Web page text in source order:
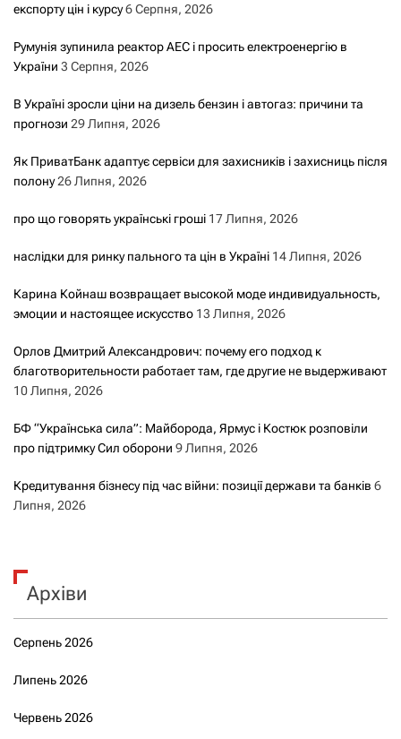
експорту цін і курсу6 Серпня, 2026
Румунія зупинила реактор АЕС і просить електроенергію в
України 3 Серпня, 2026
В Україні зросли ціни на дизель бензин і автогаз: причини та
прогнози 29 Липня, 2026
Як ПриватБанк адаптує сервіси для захисників і захисниць після
полону26 Липня, 2026
про що говорять українські гроші 17 Липня, 2026
наслідки для ринку пального та цін в Україні 14 Липня, 2026
Карина Койнаш возвращает высокой моде индивидуальность,
эмоции и настоящее искусство 13 Липня, 2026
Орлов Дмитрий Александрович: почему его подход к
благотворительности работает там, где другие не выдерживают
10 Липня, 2026
БФ “Українська сила”: Майборода, Ярмус і Костюк розповіли
про підтримку Сил оборони 9 Липня, 2026
Кредитування бізнесу під час війни: позиції держави та банків 6
Липня, 2026
Архіви
Серпень 2026
Липень 2026
Червень 2026